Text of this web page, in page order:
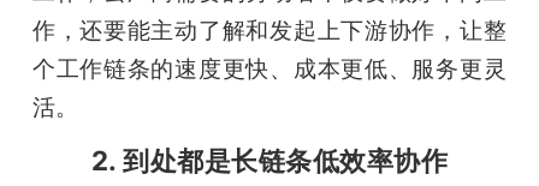
作，还要能主动了解和发起上下游协作，让整
个工作链条的速度更快、成本更低、服务更灵
活。
2. 到处都是长链条低效率协作